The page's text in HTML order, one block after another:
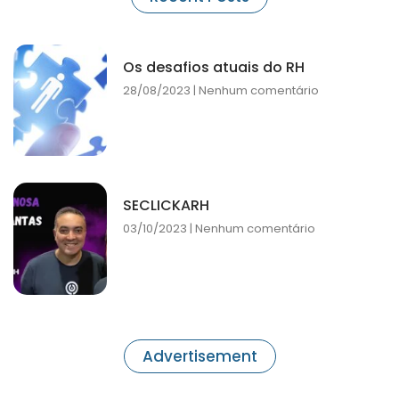
Os desafios atuais do RH
28/08/2023 Nenhum comentário
SECLICKARH
03/10/2023 Nenhum comentário
Advertisement